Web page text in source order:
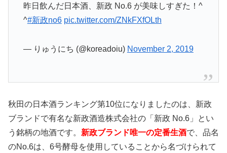
昨日飲んだ日本酒、新政 No.6 が美味しすぎた！^
^#新政no6 pic.twitter.com/ZNkFXfOLth
— りゅうにち (@koreadoiu) November 2, 2019
秋田の日本酒ランキング第10位になりましたのは、新政
ブランドで有名な新政酒造株式会社の「新政 No.6」とい
う銘柄の地酒です。 新政ブランド唯一の定番生酒で、品名
のNo.6は、6号酵母を使用していることから名づけられて